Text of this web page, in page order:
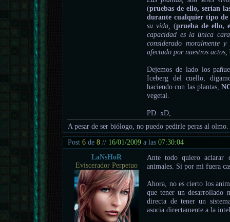
(pruebas de ello, serían
durante cualquier tipo de
su vida,(prueba de ello,
capacidad es la única
considerado moralmente
afectado por nuestros actos,
Dejemos de lado los
Iceberg del cuello,
haciendo con las plantas,
vegetal.
PD: xD,
A pesar de ser biólogo, no puedo pedirle peras al olmo.
Post6 de8 // 16/01/2009 a las07:30:04
LaNsHoR
Eviscerador Perpetuo
Ante todo quiero aclarar
animales. Si por mi fuera
Ahora, no es cierto los
que tener un desarrollado
directa de tener un
asocia directamente a la